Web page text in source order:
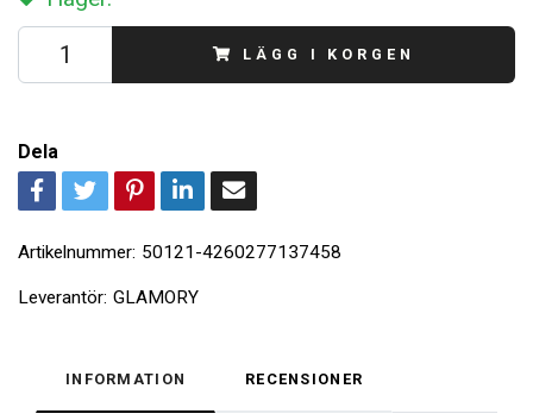
LÄGG I KORGEN
Dela
Artikelnummer: 50121-4260277137458
Leverantör: GLAMORY
INFORMATION RECENSIONER